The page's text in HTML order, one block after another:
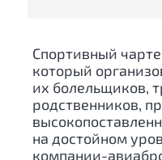
Спортивный
который
их болельщиков,
родственников,
на достойном
компании-